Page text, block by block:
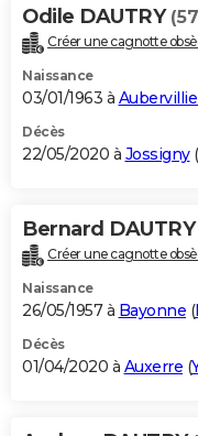
Odile DAUTRY
Créer une cagnotte
Naissance
03/01/1963 à
Décès
22/05/2020 à Jossigny(
Bernard DAUTRY
Créer une cagnotte
Naissance
26/05/1957 à Bayonne (
Décès
01/04/2020 à Auxerre (